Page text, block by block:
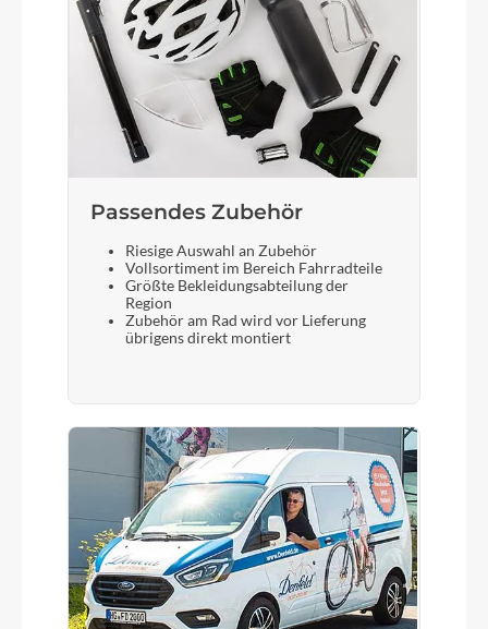
Sattelstütze
Rumble Escalator 34,9mm + SL-MT500-IL für I-
spec EV Hub 100mm
Passendes Zubehör
Riesige Auswahl an Zubehör
Vollsortiment im Bereich Fahrradteile
Größte Bekleidungsabteilung der
Region
Zubehör am Rad wird vor Lieferung
übrigens direkt montiert